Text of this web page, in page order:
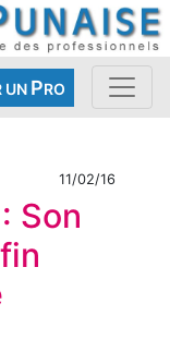
UN PRO
11/02/16
Son